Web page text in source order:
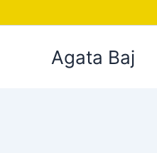
do
Agata Baj